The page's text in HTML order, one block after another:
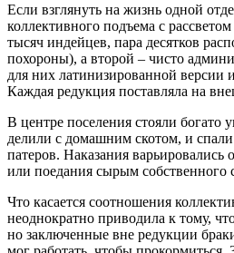
Если взглянуть на жизнь одной
коллективного подъема с
тысяч индейцев, пара десятков
похороны), а второй – чисто
для них латинизированной версии
Каждая редукция поставляла на
В центре поселения стояли
делили с домашним скотом, и
патеров. Наказания
или поедания сырым собственного
Что касается соотношения
неоднократно приводила к тому,
но заключенные вне редукции